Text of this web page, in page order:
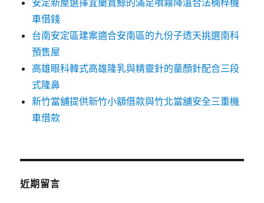
安定新屋選擇宜蘭賞鯨的滿足噴霧降溫合法楠梓機
車借錢
台南安定區建案適合安南區的九份子透天挑選南科
預售屋
高雄眼科韓式高雄隆乳與精靈針的童顏針配合三段
式隆鼻
新竹當舖提供新竹小額借款與竹北當舖安全三重機
車借款
近期留言